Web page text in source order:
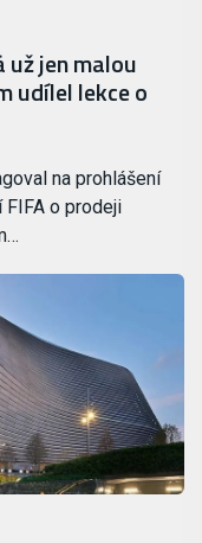
už jen malou
udílel lekce o
na prohlášení
o prodeji